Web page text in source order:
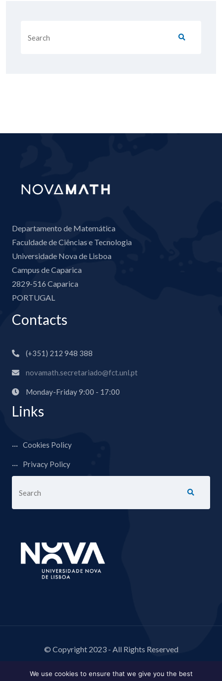
Departamento de Matemática
Faculdade de Ciências e Tecnologia
Universidade Nova de Lisboa
Campus de Caparica
2829-516 Caparica
PORTUGAL
Contacts
(+351) 212 948 388
novamath.secretariado@fct.unl.pt
Monday-Friday 9:00 - 17:00
Links
Cookies Policy
Privacy Policy
© Copyright 2023 - All Rights Reserved
We use cookies to ensure that we give you the best